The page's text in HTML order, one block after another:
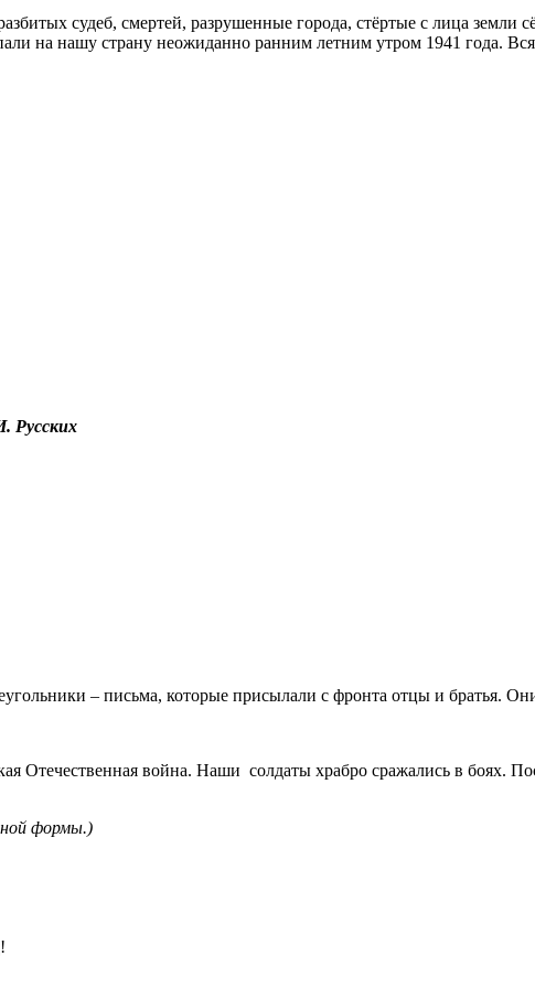
судеб, смертей, разрушенные города, стёртые с лица земли
на нашу страну неожиданно ранним летним утром 1941 года. Вся
Русских
– письма, которые присылали с фронта отцы и братья.
Отечественная война. Наши солдаты храбро сражались в боях.
формы.)